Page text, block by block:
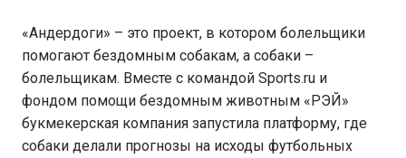
​​«Андердоги» – это проект, в котором болельщики
помогают бездомным собакам, а собаки –
болельщикам. Вместе с командой Sports.ru и
фондом помощи бездомным животным «РЭЙ»
букмекерская компания запустила платформу, где
собаки делали прогнозы на исходы футбольных